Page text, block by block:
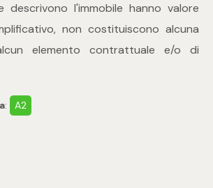
descrivono l'immobile hanno valore
non costituiscono alcuna
elemento contrattuale e/o di
: A2